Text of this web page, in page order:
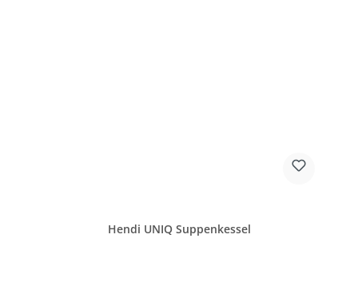
Hendi UNIQ Suppenkessel